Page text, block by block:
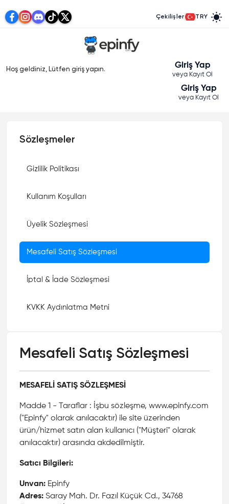
Çekilişler TRY
Hoş geldiniz, Lütfen giriş yapın. Giriş Yap
veya Kayıt Ol
Giriş Yap
veya Kayıt Ol
Sözleşmeler
Gizlilik Politikası
Kullanım Koşulları
Üyelik Sözleşmesi
Mesafeli Satış Sözleşmesi
İptal & İade Sözleşmesi
KVKK Aydınlatma Metni
Mesafeli Satış Sözleşmesi
MESAFELİ SATIŞ SÖZLEŞMESİ
Madde 1 - Taraflar : İşbu sözleşme, www.epinfy.com
("Epinfy" olarak anılacaktır) ile site üzerinden
ürün/hizmet satın alan kullanıcı ("Müşteri" olarak
anılacaktır) arasında akdedilmiştir.
Satıcı Bilgileri:
Unvan: Epinfy
Adres: Saray Mah. Dr. Fazıl Küçük Cd., 34768